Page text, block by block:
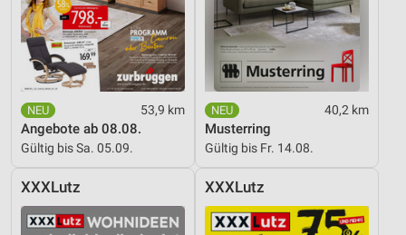
53,9 km
Angebote ab 08.08.
Gültig bis Sa. 05.09.
40,2 km
Musterring
Gültig bis Fr. 14.08.
XXXLutz XXXLutz